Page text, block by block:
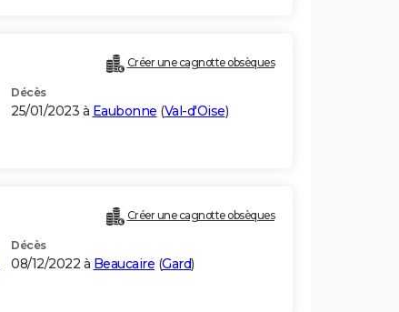
Créer une cagnotte obsèques
Décès
25/01/2023 à Eaubonne (Val-d'Oise)
Créer une cagnotte obsèques
Décès
08/12/2022 à Beaucaire (Gard)